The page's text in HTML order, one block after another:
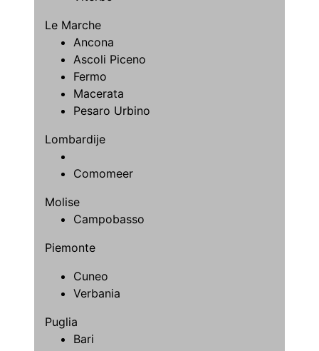
Le Marche
Ancona
Ascoli Piceno
Fermo
Macerata
Pesaro Urbino
Lombardije
Comomeer
Molise
Campobasso
Piemonte
Cuneo
Verbania
Puglia
Bari